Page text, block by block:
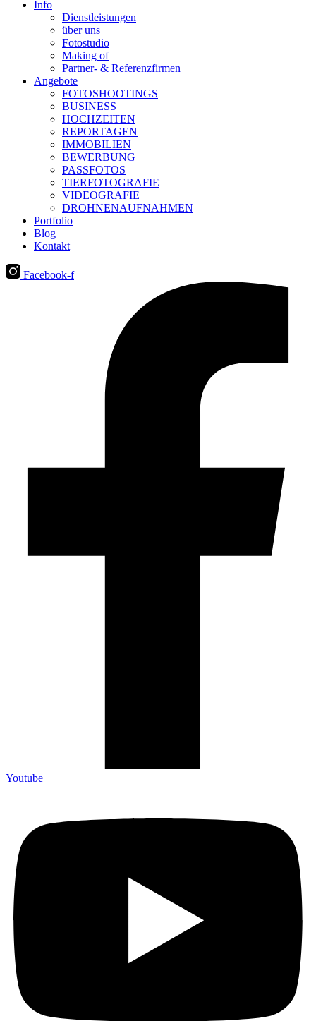
Info
Dienstleistungen
über uns
Fotostudio
Making of
Partner- & Referenzfirmen
Angebote
FOTOSHOOTINGS
BUSINESS
HOCHZEITEN
REPORTAGEN
IMMOBILIEN
BEWERBUNG
PASSFOTOS
TIERFOTOGRAFIE
VIDEOGRAFIE
DROHNENAUFNAHMEN
Portfolio
Blog
Kontakt
Facebook-f
Youtube